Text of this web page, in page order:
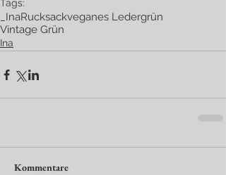
Tags:
_InaRucksackveganes Ledergrün
Vintage Grün
Ina
Kommentare